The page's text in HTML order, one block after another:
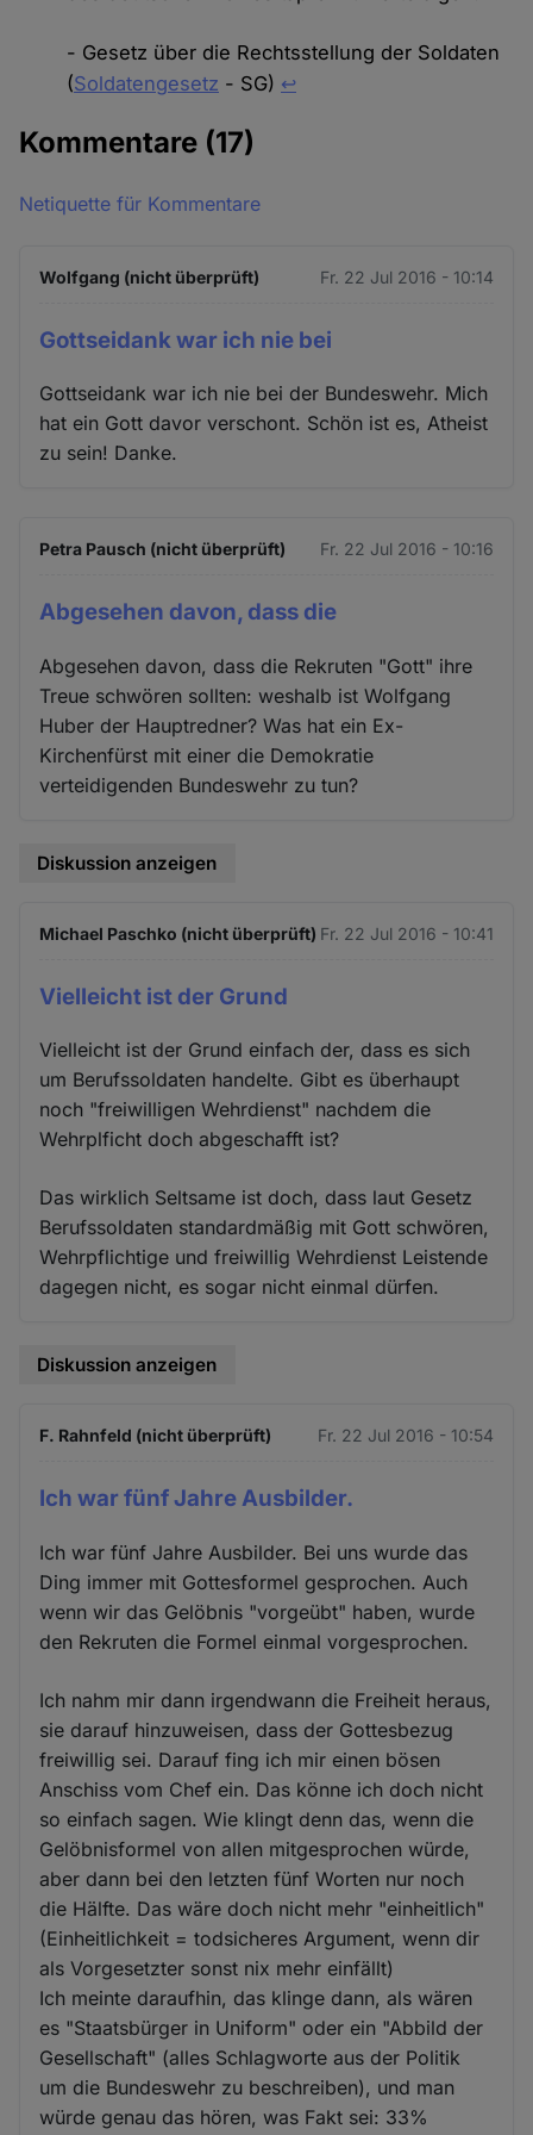
- Gesetz über die Rechtsstellung der Soldaten
(Soldatengesetz - SG) ↩
Kommentare (17)
Netiquette für Kommentare
Wolfgang (nicht überprüft) Fr. 22 Jul 2016 - 10:14
Gottseidank war ich nie bei
Gottseidank war ich nie bei der Bundeswehr. Mich
hat ein Gott davor verschont. Schön ist es, Atheist
zu sein! Danke.
Petra Pausch (nicht überprüft) Fr. 22 Jul 2016 - 10:16
Abgesehen davon, dass die
Abgesehen davon, dass die Rekruten "Gott" ihre
Treue schwören sollten: weshalb ist Wolfgang
Huber der Hauptredner? Was hat ein Ex-
Kirchenfürst mit einer die Demokratie
verteidigenden Bundeswehr zu tun?
Diskussion anzeigen
Michael Paschko (nicht überprüft) Fr. 22 Jul 2016 - 10:41
Vielleicht ist der Grund
Vielleicht ist der Grund einfach der, dass es sich
um Berufssoldaten handelte. Gibt es überhaupt
noch "freiwilligen Wehrdienst" nachdem die
Wehrplficht doch abgeschafft ist?
Das wirklich Seltsame ist doch, dass laut Gesetz
Berufssoldaten standardmäßig mit Gott schwören,
Wehrpflichtige und freiwillig Wehrdienst Leistende
dagegen nicht, es sogar nicht einmal dürfen.
Diskussion anzeigen
F. Rahnfeld (nicht überprüft) Fr. 22 Jul 2016 - 10:54
Ich war fünf Jahre Ausbilder.
Ich war fünf Jahre Ausbilder. Bei uns wurde das
Ding immer mit Gottesformel gesprochen. Auch
wenn wir das Gelöbnis "vorgeübt" haben, wurde
den Rekruten die Formel einmal vorgesprochen.
Ich nahm mir dann irgendwann die Freiheit heraus,
sie darauf hinzuweisen, dass der Gottesbezug
freiwillig sei. Darauf fing ich mir einen bösen
Anschiss vom Chef ein. Das könne ich doch nicht
so einfach sagen. Wie klingt denn das, wenn die
Gelöbnisformel von allen mitgesprochen würde,
aber dann bei den letzten fünf Worten nur noch
die Hälfte. Das wäre doch nicht mehr "einheitlich"
(Einheitlichkeit = todsicheres Argument, wenn dir
als Vorgesetzter sonst nix mehr einfällt)
Ich meinte daraufhin, das klinge dann, als wären
es "Staatsbürger in Uniform" oder ein "Abbild der
Gesellschaft" (alles Schlagworte aus der Politik
um die Bundeswehr zu beschreiben), und man
würde genau das hören, was Fakt sei: 33%